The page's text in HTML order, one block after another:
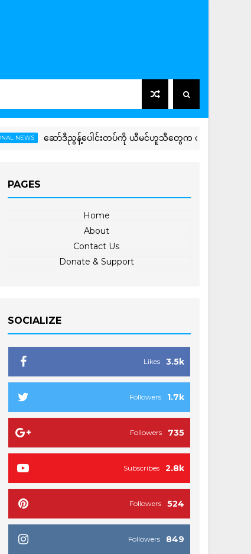
ဆော်ဒီညွန့်ပေါင်းတပ်ကို ယီမင်ဟူသီတွေက တိုက်ခိုက်မှုတွေ လုပ်ပြီ
PAGES
Home
About
Contact Us
Donate & Support
SOCIALIZE
3.5k
Likes
1.7k
Followers
735
Followers
2.8k
Subscribes
524
Followers
849
Followers